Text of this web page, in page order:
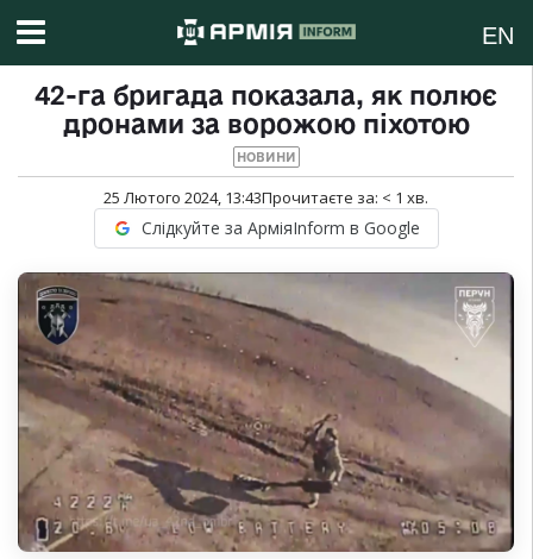
EN
42-га бригада показала, як полює
дронами за ворожою піхотою
НОВИНИ
25 Лютого 2024, 13:43Прочитаєте за: < 1 хв.
Слідкуйте за АрміяInform в Google